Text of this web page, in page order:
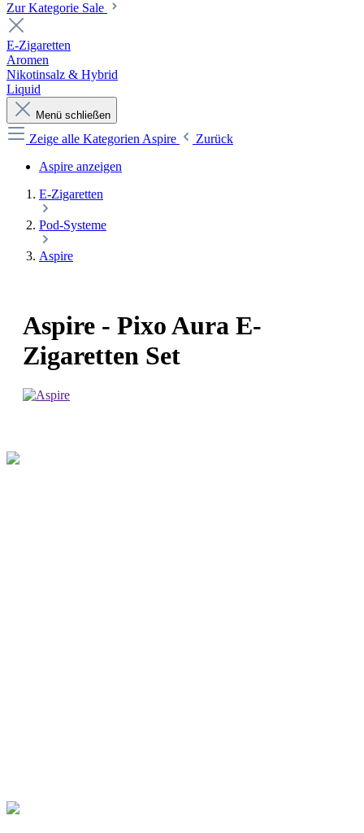
Zur Kategorie Sale
E-Zigaretten
Aromen
Nikotinsalz & Hybrid
Liquid
Menü schließen
Zeige alle KategorienAspire
Zurück
Aspire anzeigen
E-Zigaretten
Pod-Systeme
Aspire
Aspire - Pixo Aura E-
Zigaretten Set